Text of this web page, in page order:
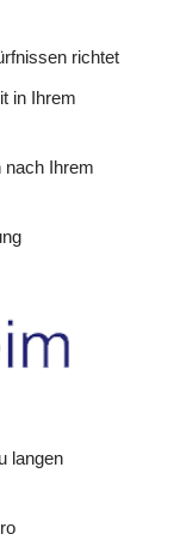
richtet
in Ihrem
nach Ihrem
langen